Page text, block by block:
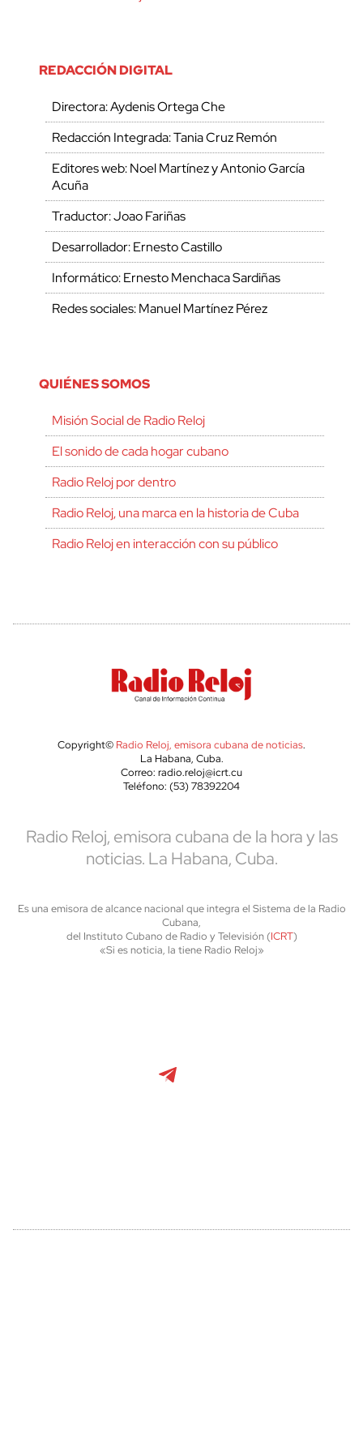
REDACCIÓN DIGITAL
Directora: Aydenis Ortega Che
Redacción Integrada: Tania Cruz Remón
Editores web: Noel Martínez y Antonio García
Acuña
Traductor: Joao Fariñas
Desarrollador: Ernesto Castillo
Informático: Ernesto Menchaca Sardiñas
Redes sociales: Manuel Martínez Pérez
QUIÉNES SOMOS
Misión Social de Radio Reloj
El sonido de cada hogar cubano
Radio Reloj por dentro
Radio Reloj, una marca en la historia de Cuba
Radio Reloj en interacción con su público
Copyright© Radio Reloj, emisora cubana de noticias.
La Habana, Cuba.
Correo: radio.reloj@icrt.cu
Teléfono: (53) 78392204
Radio Reloj, emisora cubana de la hora y las
noticias. La Habana, Cuba.
Es una emisora de alcance nacional que integra el Sistema de la Radio
Cubana,
del Instituto Cubano de Radio y Televisión (ICRT)
«Si es noticia, la tiene Radio Reloj»